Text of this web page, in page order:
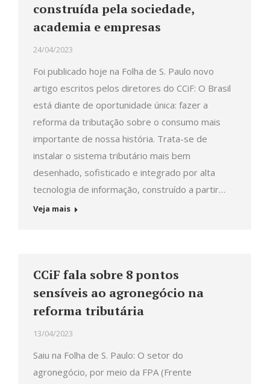
construída pela sociedade,
academia e empresas
24/04/2023
Foi publicado hoje na Folha de S. Paulo novo
artigo escritos pelos diretores do CCiF: O Brasil
está diante de oportunidade única: fazer a
reforma da tributação sobre o consumo mais
importante de nossa história. Trata-se de
instalar o sistema tributário mais bem
desenhado, sofisticado e integrado por alta
tecnologia de informação, construído a partir…
Veja mais
CCiF fala sobre 8 pontos
sensíveis ao agronegócio na
reforma tributária
13/04/2023
Saiu na Folha de S. Paulo: O setor do
agronegócio, por meio da FPA (Frente